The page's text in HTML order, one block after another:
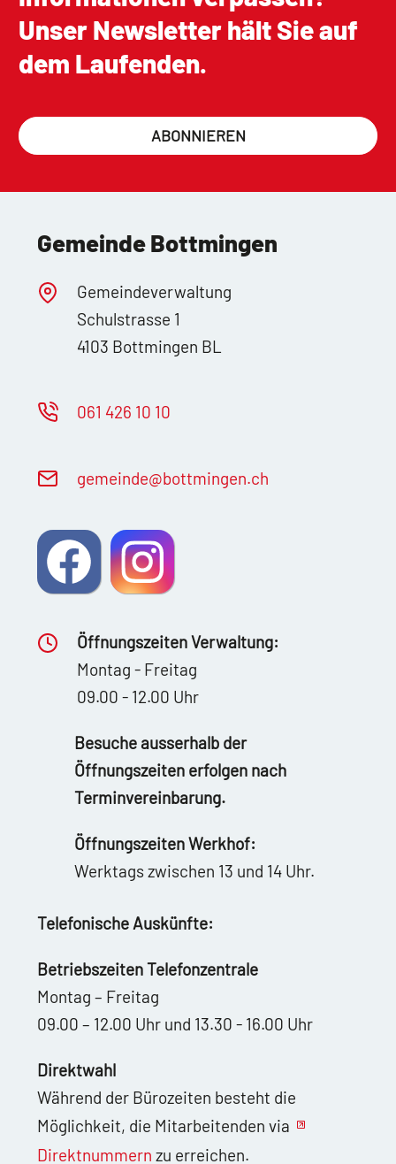
Unser Newsletter hält Sie auf
dem Laufenden.
ABONNIEREN
Gemeinde Bottmingen
Gemeindeverwaltung
Schulstrasse 1
4103 Bottmingen BL
061 426 10 10
g m nd b ttm ng n ch
Öffnungszeiten Verwaltung:
Montag - Freitag
09.00 - 12.00 Uhr
Besuche ausserhalb der
Öffnungszeiten erfolgen nach
Terminvereinbarung.
Öffnungszeiten Werkhof:
Werktags zwischen 13 und 14 Uhr.
Telefonische Auskünfte:
Betriebszeiten Telefonzentrale
Montag – Freitag
09.00 – 12.00 Uhr und 13.30 - 16.00 Uhr
Direktwahl
Während der Bürozeiten besteht die
Möglichkeit, die Mitarbeitenden via
Direktnummern zu erreichen.